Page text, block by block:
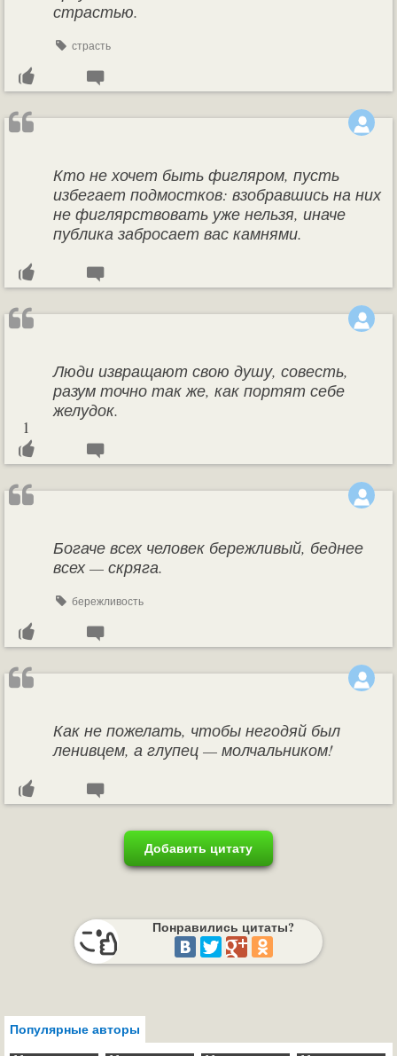
страстью.
страсть
Кто не хочет быть фигляром, пусть
избегает подмостков: взобравшись на них
не фиглярствовать уже нельзя, иначе
публика забросает вас камнями.
Люди извращают свою душу, совесть,
разум точно так же, как портят себе
желудок.
1
Богаче всех человек бережливый, беднее
всех — скряга.
бережливость
Как не пожелать, чтобы негодяй был
ленивцем, а глупец — молчальником!
Добавить цитату
Понравились цитаты?
Популярные авторы